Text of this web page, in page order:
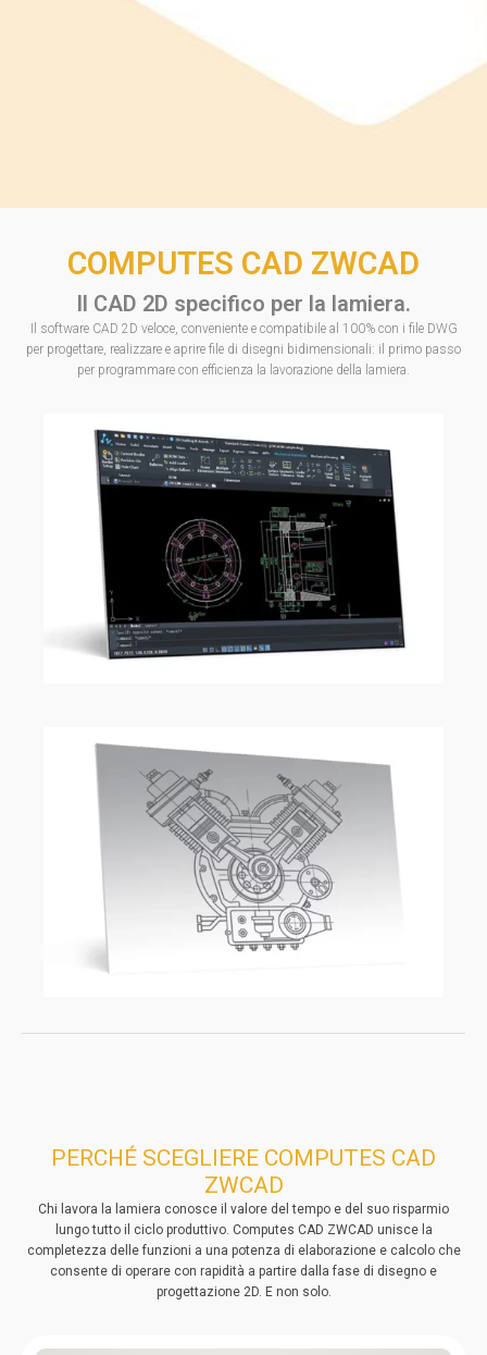
COMPUTES CAD ZWCAD
Il CAD 2D specifico per la lamiera.
Il software CAD 2D veloce, conveniente e compatibile al 100% con i file DWG
per progettare, realizzare e aprire file di disegni bidimensionali: il primo passo
per programmare con efficienza la lavorazione della lamiera.
PERCHÉ SCEGLIERE COMPUTES CAD
ZWCAD
Chi lavora la lamiera conosce il valore del tempo e del suo risparmio
lungo tutto il ciclo produttivo. Computes CAD ZWCAD unisce la
completezza delle funzioni a una potenza di elaborazione e calcolo che
consente di operare con rapidità a partire dalla fase di disegno e
progettazione 2D. E non solo.